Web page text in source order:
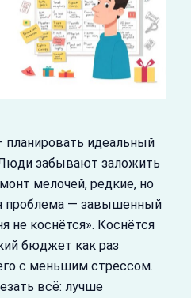
планировать идеальный
забывают заложить
мелочей, редкие, но
проблема — завышенный
не коснётся». Коснётся
бюджет как раз
с меньшим стрессом.
всё: лучше